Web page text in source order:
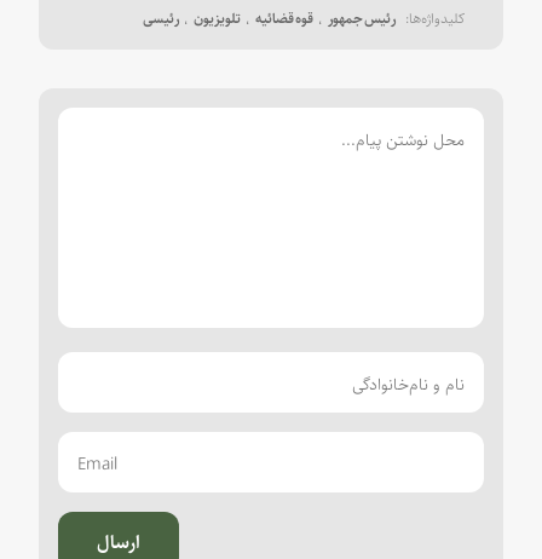
رئیس جمهور قوه قضائیه تلویزیون رئیسی
ارسال